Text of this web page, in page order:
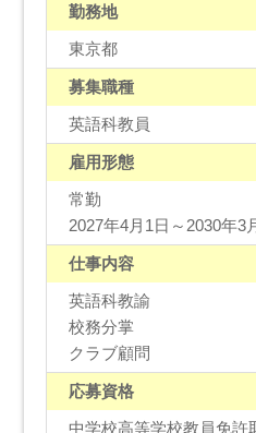
勤務地
東京都
募集職種
英語科教員
雇用形態
常勤
2027年4月1日～2030年3
仕事内容
英語科教諭
校務分掌
クラブ顧問
応募資格
中学校高等学校教員免許